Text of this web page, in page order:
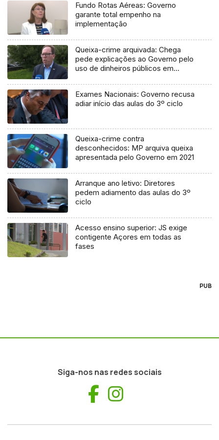
Fundo Rotas Aéreas: Governo
garante total empenho na
implementação
Queixa-crime arquivada: Chega
pede explicações ao Governo pelo
uso de dinheiros públicos em
Exames Nacionais: Governo recusa
adiar início das aulas do 3º ciclo
Queixa-crime contra
desconhecidos: MP arquiva queixa
apresentada pelo Governo em 2021
Arranque ano letivo: Diretores
pedem adiamento das aulas do 3º
ciclo
Acesso ensino superior: JS exige
contigente Açores em todas as
fases
PUB
Siga-nos nas redes sociais
Facebook